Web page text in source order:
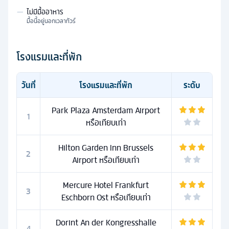
— ไม่มีมื้ออาหาร
มื้อนี้อยู่นอกเวลาทัวร์
โรงแรมและที่พัก
วันที่ โรงแรมและที่พัก ระดับ
1
Park Plaza Amsterdam Airport
หรือเทียบเท่า
2
Hilton Garden Inn Brussels
Airport หรือเทียบเท่า
3
Mercure Hotel Frankfurt
Eschborn Ost หรือเทียบเท่า
Dorint An der Kongresshalle